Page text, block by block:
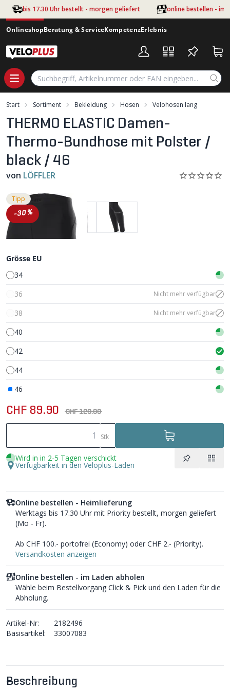
Zum Hauptinhalt springen
bis 17.30 Uhr bestellt - morgen geliefert online bestellen - im
OnlineshopBeratung & ServiceKompetenzErlebnis
Start Sortiment Bekleidung Hosen Velohosen lang
THERMO ELASTIC Damen-
Thermo-Bundhose mit Polster /
black / 46
von LÖFFLER
Tipp
-30%
Beschreibung
Grösse EU
34
36
Nicht mehr verfügbar
38 Nicht mehr verfügbar
40
42
44
46
CHF 89.90 CHF 129.00
Stk
Wird in in 2-5 Tagen verschickt
Verfügbarkeit in den Veloplus-Läden
Online bestellen - Heimlieferung
Werktags bis 17.30 Uhr mit Priority bestellt, morgen geliefert
(Mo - Fr).
Ab CHF 100.- portofrei (Economy) oder CHF 2.- (Priority).
Versandkosten anzeigen
Online bestellen - im Laden abholen
Wähle beim Bestellvorgang Click & Pick und den Laden für die
Abholung.
Artikel-Nr:
2182496
Basisartikel:
33007083